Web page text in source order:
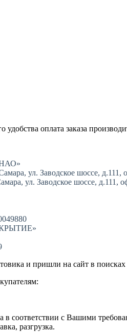
оплата заказа
ул. Заводское шоссе, д.111,
ул. Заводское шоссе, д.111,
и пришли на сайт в
в соответствии с Вашими
разгрузка.